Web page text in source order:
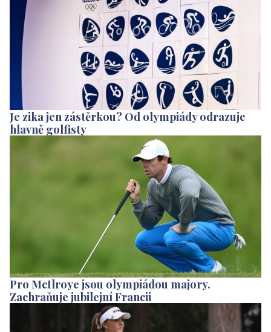
Je zika jen zástěrkou? Od olympiády odrazuje
hlavně golfisty
Pro McIlroye jsou olympiádou majory.
Zachraňuje jubilejní Francii